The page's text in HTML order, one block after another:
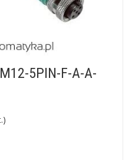
5PIN-F-A-A-